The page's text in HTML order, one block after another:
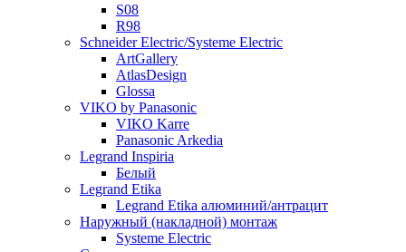
S08
R98
Schneider Electric/Systeme Electric
ArtGallery
AtlasDesign
Glossa
VIKO by Panasonic
VIKO Karre
Panasonic Arkedia
Legrand Inspiria
Белый
Legrand Etika
Legrand Etika алюминий/антрацит
Наружный (накладной) монтаж
Systeme Electric